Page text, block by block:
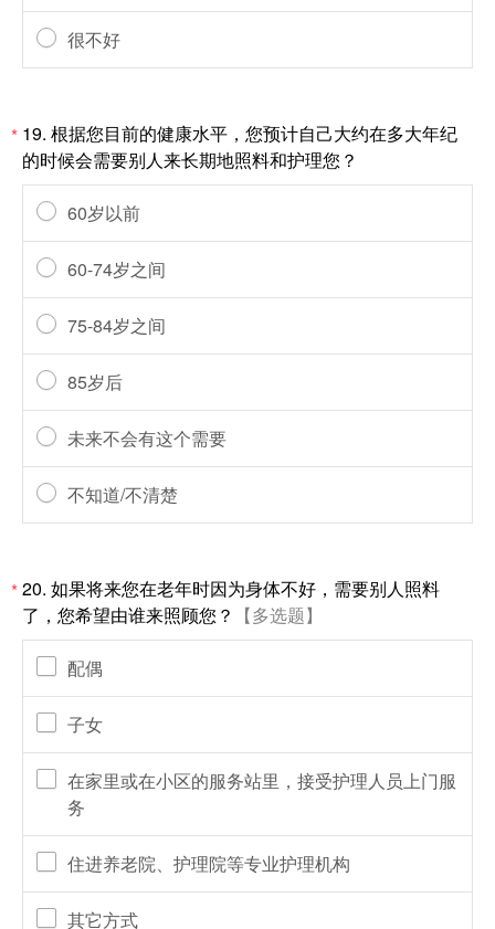
很不好
* 19. 根据您目前的健康水平，您预计自己大约在多大年纪
的时候会需要别人来长期地照料和护理您？
60岁以前
60-74岁之间
75-84岁之间
85岁后
未来不会有这个需要
不知道/不清楚
*20. 如果将来您在老年时因为身体不好，需要别人照料
了，您希望由谁来照顾您？
【多选题】
配偶
子女
在家里或在小区的服务站里，接受护理人员上门服
务
住进养老院、护理院等专业护理机构
其它方式